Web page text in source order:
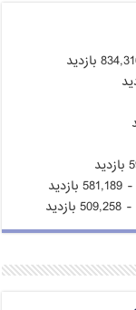
- 581,189 بازدید
- 509,258 بازدید